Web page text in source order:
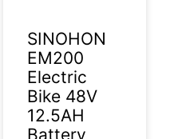
SINOHON
EM200
Electric
Bike 48V
12.5AH
Battery